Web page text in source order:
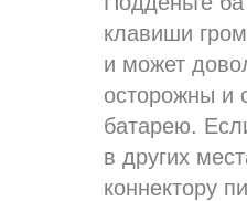
клавиши
и может
осторожны и
батарею.
в других
коннектору